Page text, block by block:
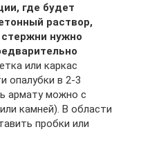
где будет
раствор,
стержни нужно
или каркас
опалубки в 2-3
армату можно с
камней). В области
пробки или